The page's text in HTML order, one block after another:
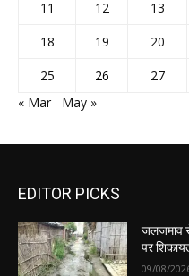
11
12 13
18
19 20
25
26 27
« Mar
May »
EDITOR PICKS
जलजमाव
पर
09/08/